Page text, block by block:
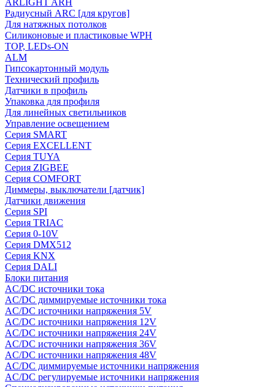
ARLIGHT ARH
Радиусный ARC [для кругов]
Для натяжных потолков
Силиконовые и пластиковые WPH
TOP, LEDs-ON
ALM
Гипсокартонный модуль
Технический профиль
Датчики в профиль
Упаковка для профиля
Для линейных светильников
Управление освещением
Серия SMART
Серия EXCELLENT
Серия TUYA
Серия ZIGBEE
Серия COMFORT
Диммеры, выключатели [датчик]
Датчики движения
Серия SPI
Серия TRIAC
Серия 0-10V
Серия DMX512
Серия KNX
Серия DALI
Блоки питания
AC/DC источники тока
AC/DC диммируемые источники тока
AC/DC источники напряжения 5V
AC/DC источники напряжения 12V
AC/DC источники напряжения 24V
AC/DC источники напряжения 36V
AC/DC источники напряжения 48V
AC/DC диммируемые источники напряжения
AC/DC регулируемые источники напряжения